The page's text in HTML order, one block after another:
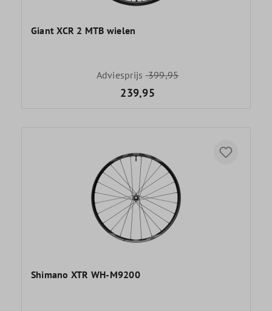
Giant XCR 2 MTB wielen
Adviesprijs399,95
239,95
Shimano XTR WH-M9200